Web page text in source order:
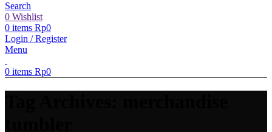
Search
0 Wishlist
0 items Rp0
Login / Register
Menu
0 items Rp0